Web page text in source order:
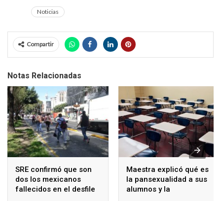
Noticias
Compartir
Notas Relacionadas
SRE confirmó que son
dos los mexicanos
fallecidos en el desfile
Maestra explicó qué es
la pansexualidad a sus
alumnos y la